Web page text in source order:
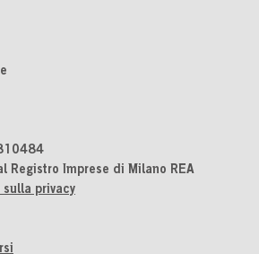
Registro Imprese di Milano REA
sulla privacy